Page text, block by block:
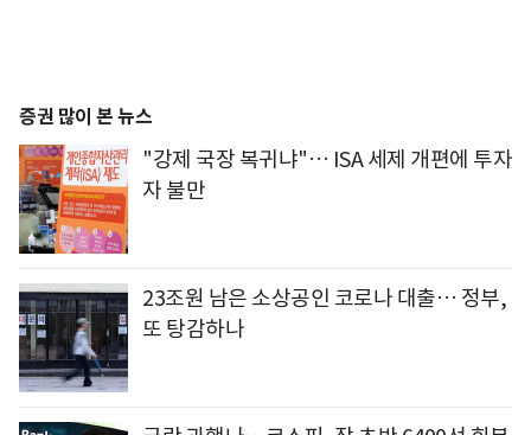
증권 많이 본 뉴스
"강제 국장 복귀냐"… ISA 세제 개편에 투자
자 불만
23조원 남은 소상공인 코로나 대출… 정부,
또 탕감하나